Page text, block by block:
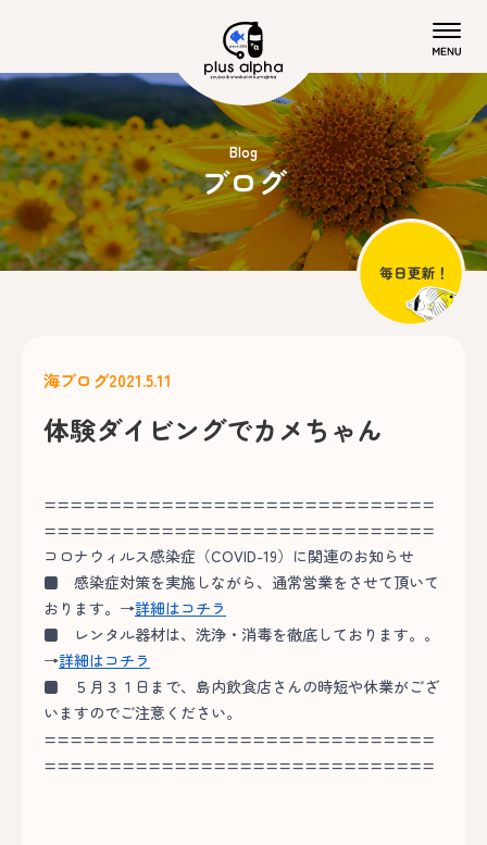
Blog
ブログ
海ブログ2021.5.11
体験ダイビングでカメちゃん
==============================
==============================
コロナウィルス感染症（COVID-19）に関連のお知らせ
■ 感染症対策を実施しながら、通常営業をさせて頂いて
おります。→詳細はコチラ
■ レンタル器材は、洗浄・消毒を徹底しております。。
→詳細はコチラ
■ ５月３１日まで、島内飲食店さんの時短や休業がござ
いますのでご注意ください。
==============================
==============================